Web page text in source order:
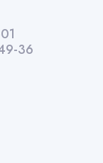
36